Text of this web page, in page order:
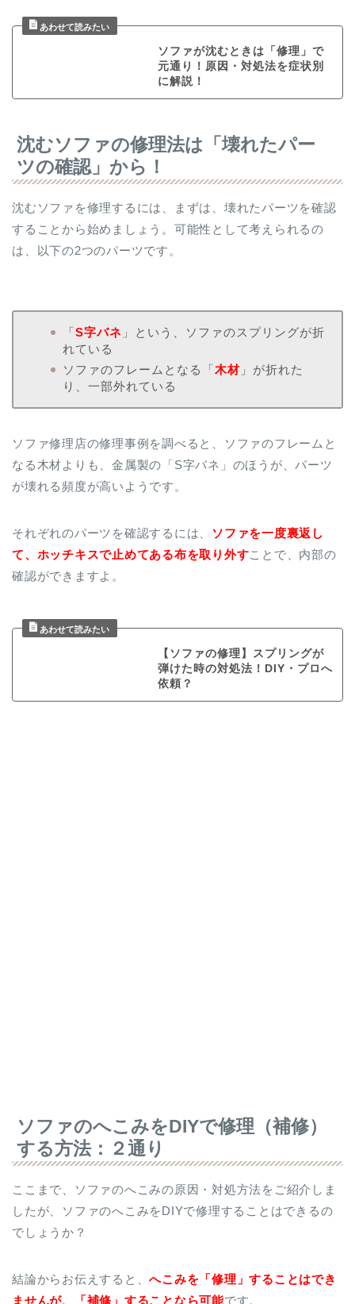
ソファが沈むときは「修理」で
元通り！原因・対処法を症状別
に解説！
沈むソファの修理法は「壊れたパー
ツの確認」から！
沈むソファを修理するには、まずは、壊れたパーツを確認
することから始めましょう。可能性として考えられるの
は、以下の2つのパーツです。
「S字バネ 」という、ソファのスプリングが折
れている
ソファのフレームとなる「木材」が折れた
り、一部外れている
ソファ修理店の修理事例を調べると、ソファのフレームと
なる木材よりも、金属製の「S字バネ」のほうが、パーツ
が壊れる頻度が高いようです。
それぞれのパーツを確認するには、 ソファを一度裏返し
て、ホッチキスで止めてある布を取り外すことで、内部の
確認ができますよ。
【ソファの修理】スプリングが
弾けた時の対処法！DIY・プロへ
依頼？
ソファのへこみをDIYで修理（補修）
する方法：２通り
ここまで、ソファのへこみの原因・対処方法をご紹介しま
したが、ソファのへこみをDIYで修理することはできるの
でしょうか？
結論からお伝えすると、へこみを「修理」することはでき
ませんが、「補修」することなら可能です。